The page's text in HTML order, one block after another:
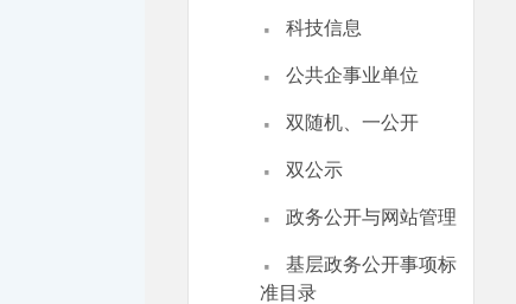
· 科技信息
· 公共企事业单位
· 双随机、一公开
· 双公示
· 政务公开与网站管理
·
基层政务公开事项标
准目录